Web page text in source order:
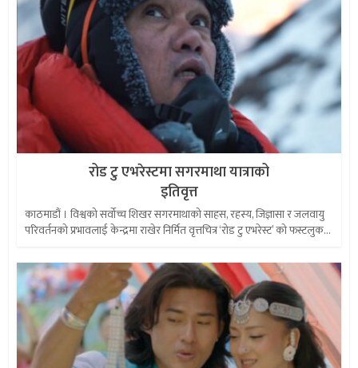
रोड टु एभरेस्टमा सगरमाथा यात्राको
इतिवृत्त
काठमाडौं । विश्वको सर्वोच्च शिखर सगरमाथाको साहस, रहस्य, जिज्ञासा र जलवायु
परिवर्तनको प्रभावलाई केन्द्रमा राखेर निर्मित वृत्तचित्र ‘रोड टु एभरेस्ट’ को फस्टलुक...